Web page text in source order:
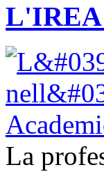
L'IREA
La